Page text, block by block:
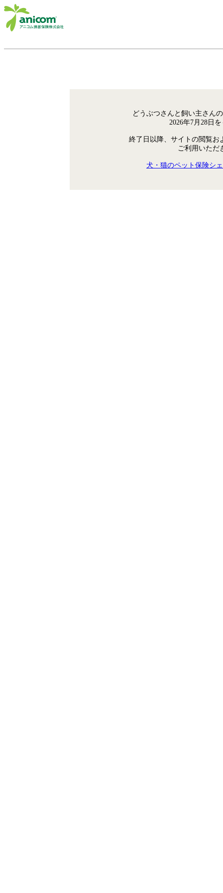
どうぶつさんと飼い主さん
2026年7月28日
終了日以降、サイトの閲覧お
ご利用いただ
犬・猫のペット保険シ